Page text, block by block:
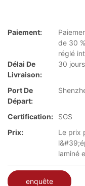
Paiement:
de 30
réglé
Délai De
Livraison:
30 jours
Port De
Départ:
Certification:
SGS
Prix:
Le prix
laminé
enquête